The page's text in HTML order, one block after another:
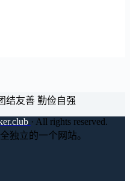
结友善 勤俭自强
· All rights reserved.
独立的一个网站。